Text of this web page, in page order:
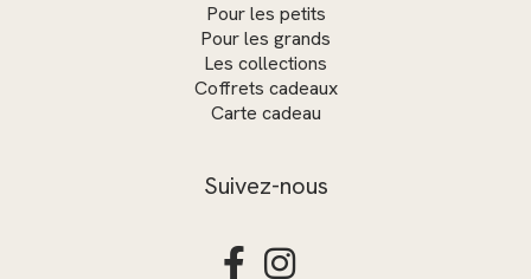
Pour les petits
Pour les grands
Les collections
Coffrets cadeaux
Carte cadeau
Suivez-nous
 